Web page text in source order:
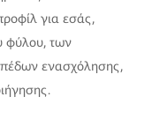
για εσάς,
φύλου, των
ενασχόλησης,